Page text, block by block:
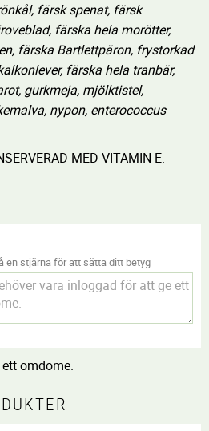
färsk spenat, färsk
färska hela morötter,
färska Bartlettpäron, frystorkad
färska hela tranbär,
gurkmeja, mjölktistel,
nypon, enterococcus
MED VITAMIN E.
en stjärna för att sätta ditt betyg
omdöme.